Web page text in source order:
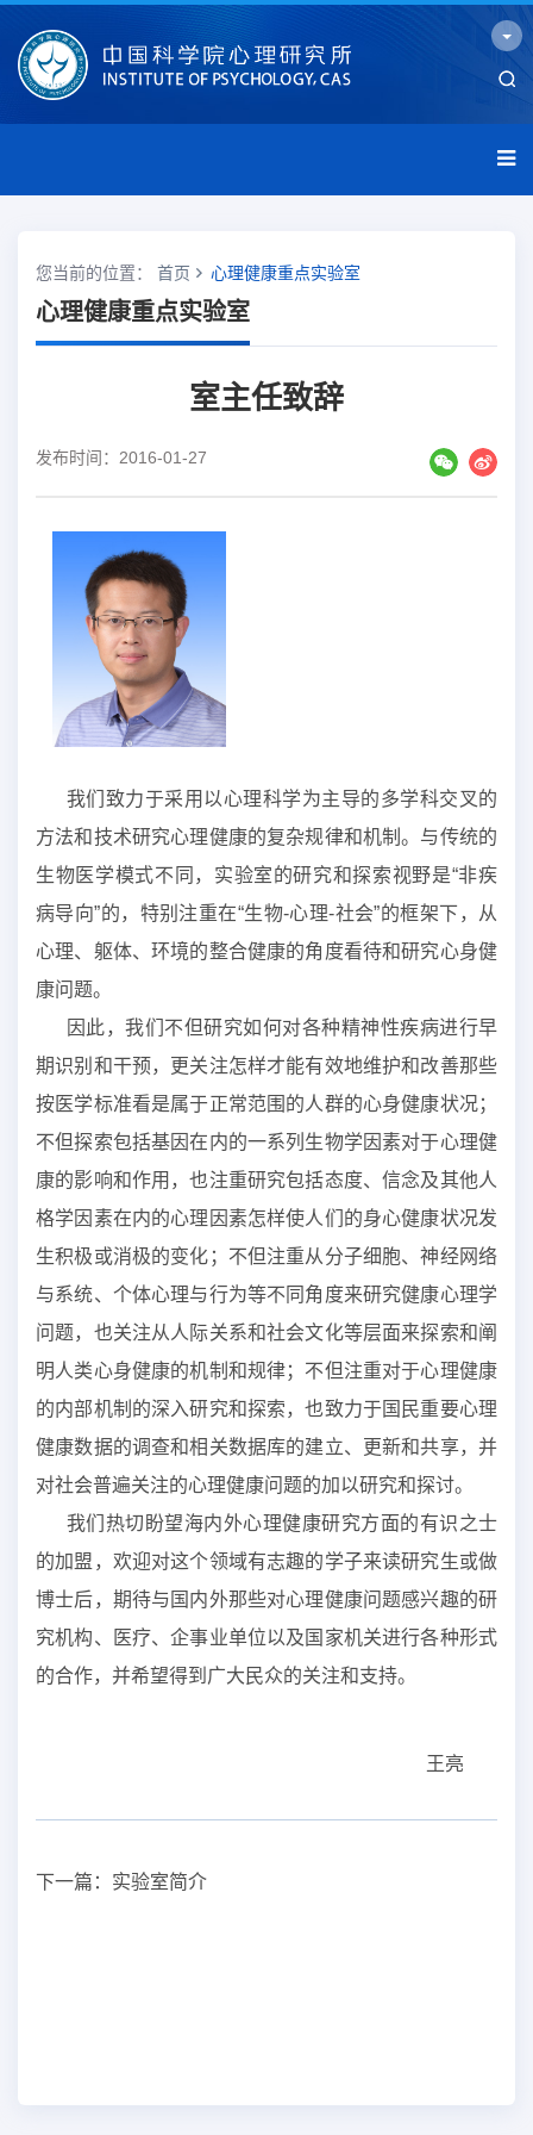
您当前的位置： 首页 心理健康重点实验室
心理健康重点实验室
室主任致辞
发布时间：2016-01-27
我们致力于采用以心理科学为主导的多学科交叉的
方法和技术研究心理健康的复杂规律和机制。与传统的
生物医学模式不同，实验室的研究和探索视野是“非疾
病导向”的，特别注重在“生物-心理-社会”的框架下，从
心理、躯体、环境的整合健康的角度看待和研究心身健
康问题。
因此，我们不但研究如何对各种精神性疾病进行早
期识别和干预，更关注怎样才能有效地维护和改善那些
按医学标准看是属于正常范围的人群的心身健康状况；
不但探索包括基因在内的一系列生物学因素对于心理健
康的影响和作用，也注重研究包括态度、信念及其他人
格学因素在内的心理因素怎样使人们的身心健康状况发
生积极或消极的变化；不但注重从分子细胞、神经网络
与系统、个体心理与行为等不同角度来研究健康心理学
问题，也关注从人际关系和社会文化等层面来探索和阐
明人类心身健康的机制和规律；不但注重对于心理健康
的内部机制的深入研究和探索，也致力于国民重要心理
健康数据的调查和相关数据库的建立、更新和共享，并
对社会普遍关注的心理健康问题的加以研究和探讨。
我们热切盼望海内外心理健康研究方面的有识之士
的加盟，欢迎对这个领域有志趣的学子来读研究生或做
博士后，期待与国内外那些对心理健康问题感兴趣的研
究机构、医疗、企事业单位以及国家机关进行各种形式
的合作，并希望得到广大民众的关注和支持。
王亮
下一篇： 实验室简介